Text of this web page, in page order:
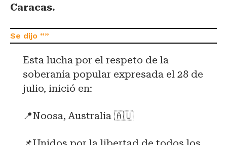
Caracas.
Esta lucha por el respeto de la
soberanía popular expresada el 28 de
julio, inició en:
📍Noosa, Australia 🇦🇺